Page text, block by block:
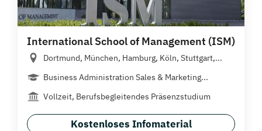
International School of Management (ISM)
Dortmund, München, Hamburg, Köln, Stuttgart,...
Business Administration Sales & Marketing...
Vollzeit, Berufsbegleitendes Präsenzstudium
Kostenloses Infomaterial